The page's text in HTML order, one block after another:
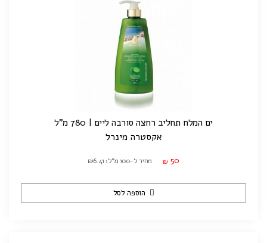
ים המלח תחליב רחצה סורבה ליים | 780 מ"ל
אקסטרה מינרל
₪ 50 מחיר ל-100 מ"ל: ₪6.41
הוספה לסל